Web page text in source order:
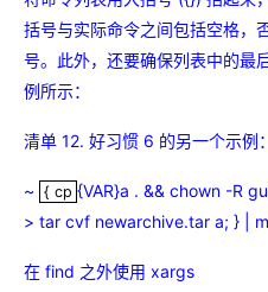
括号与实际命令之间包括空格，
号。此外，还要确保列表中的最
例所示：
清单 12. 好习惯 6 的另一个示例
~ { cp
{ cp {VAR}a . && chown -R
> tar cvf newarchive.tar a; } |
在 find 之外使用 xargs